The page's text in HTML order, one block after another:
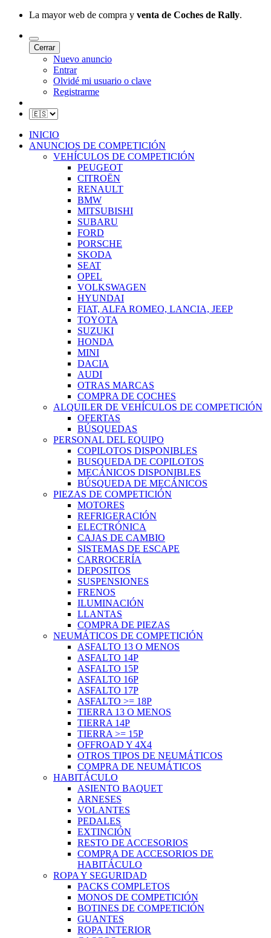
La mayor web de compra y venta de Coches de Rally.
Cerrar
Nuevo anuncio
Entrar
Olvidé mi usuario o clave
Registrarme
INICIO
ANUNCIOS DE COMPETICIÓN
VEHÍCULOS DE COMPETICIÓN
PEUGEOT
CITROËN
RENAULT
BMW
MITSUBISHI
SUBARU
FORD
PORSCHE
SKODA
SEAT
OPEL
VOLKSWAGEN
HYUNDAI
FIAT, ALFA ROMEO, LANCIA, JEEP
TOYOTA
SUZUKI
HONDA
MINI
DACIA
AUDI
OTRAS MARCAS
COMPRA DE COCHES
ALQUILER DE VEHÍCULOS DE COMPETICIÓN
OFERTAS
BÚSQUEDAS
PERSONAL DEL EQUIPO
COPILOTOS DISPONIBLES
BUSQUEDA DE COPILOTOS
MECÁNICOS DISPONIBLES
BÚSQUEDA DE MECÁNICOS
PIEZAS DE COMPETICIÓN
MOTORES
REFRIGERACIÓN
ELECTRÓNICA
CAJAS DE CAMBIO
SISTEMAS DE ESCAPE
CARROCERÍA
DEPOSITOS
SUSPENSIONES
FRENOS
ILUMINACIÓN
LLANTAS
COMPRA DE PIEZAS
NEUMÁTICOS DE COMPETICIÓN
ASFALTO 13 O MENOS
ASFALTO 14P
ASFALTO 15P
ASFALTO 16P
ASFALTO 17P
ASFALTO >= 18P
TIERRA 13 O MENOS
TIERRA 14P
TIERRA >= 15P
OFFROAD Y 4X4
OTROS TIPOS DE NEUMÁTICOS
COMPRA DE NEUMÁTICOS
HABITÁCULO
ASIENTO BAQUET
ARNESES
VOLANTES
PEDALES
EXTINCIÓN
RESTO DE ACCESORIOS
COMPRA DE ACCESORIOS DE
HABITÁCULO
ROPA Y SEGURIDAD
PACKS COMPLETOS
MONOS DE COMPETICIÓN
BOTINES DE COMPETICIÓN
GUANTES
ROPA INTERIOR